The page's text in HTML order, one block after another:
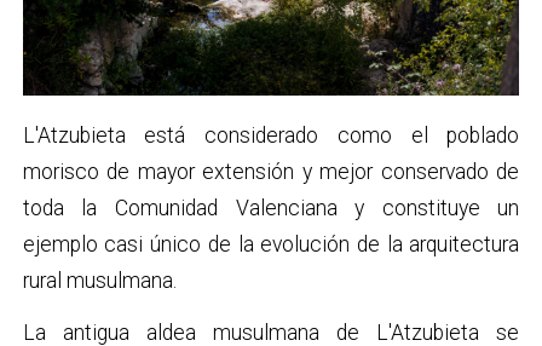
L'Atzubieta está considerado como el poblado
morisco de mayor extensión y mejor conservado de
toda la Comunidad Valenciana y constituye un
ejemplo casi único de la evolución de la arquitectura
rural musulmana.
La antigua aldea musulmana de L'Atzubieta se